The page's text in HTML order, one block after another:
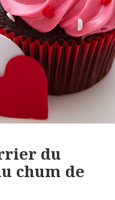
du
chum de